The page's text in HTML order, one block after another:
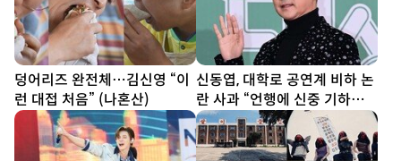
덩어리즈 완전체…김신영 “이
런 대접 처음” (나혼산)
신동엽, 대학로 공연계 비하 논
란 사과 “언행에 신중 기하겠
다”